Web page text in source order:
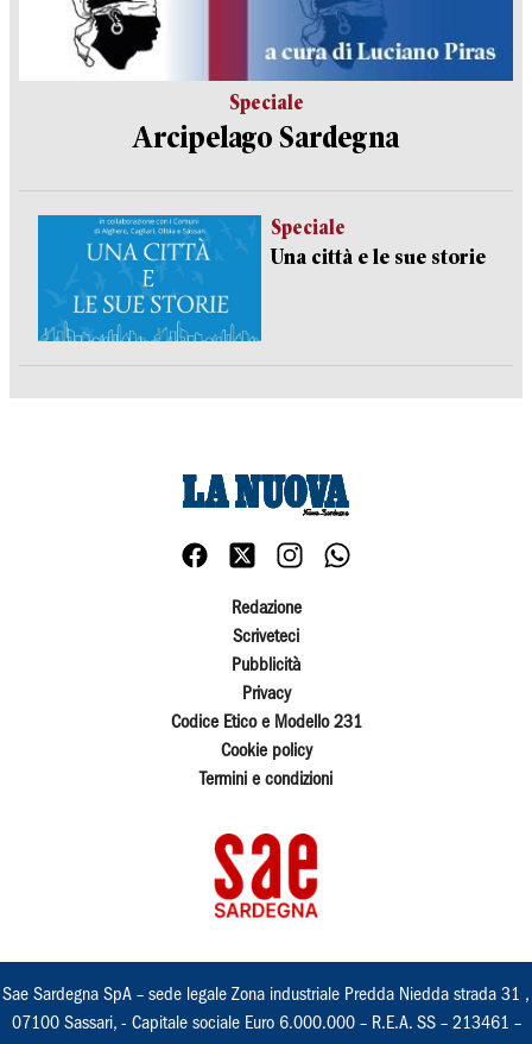
Speciale
Arcipelago Sardegna
Speciale
Una città e le sue storie
Redazione
Scriveteci
Pubblicità
Privacy
Codice Etico e Modello 231
Cookie policy
Termini e condizioni
Sae Sardegna SpA – sede legale Zona industriale Predda Niedda strada 31 ,
07100 Sassari, - Capitale sociale Euro 6.000.000 – R.E.A. SS – 213461 –